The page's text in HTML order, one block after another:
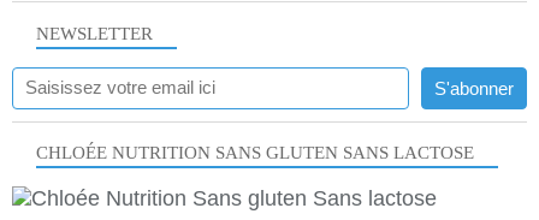
NEWSLETTER
CHLOÉE NUTRITION SANS GLUTEN SANS LACTOSE